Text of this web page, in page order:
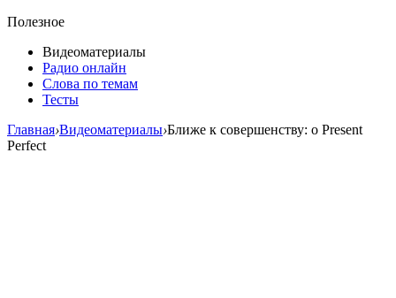
Полезное
Видеоматериалы
Радио онлайн
Слова по темам
Тесты
Главная›Видеоматериалы›Ближе к совершенству: о Present
Perfect